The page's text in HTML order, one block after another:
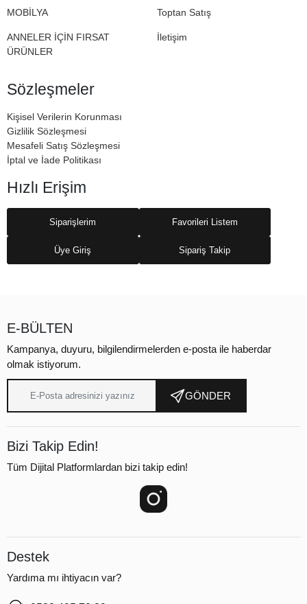
MOBİLYA
ANNELER İÇİN FIRSAT
ÜRÜNLER
Toptan Satış
İletişim
Sözleşmeler
Kişisel Verilerin Korunması
Gizlilik Sözleşmesi
Mesafeli Satış Sözleşmesi
İptal ve İade Politikası
Hızlı Erişim
Siparişlerim Favorileri Listem
Üye Giriş Sipariş Takip
E-BÜLTEN
Kampanya, duyuru, bilgilendirmelerden e-posta ile haberdar
olmak istiyorum.
GÖNDER
Bizi Takip Edin!
Tüm Dijital Platformlardan bizi takip edin!
Destek
Yardıma mı ihtiyacın var?